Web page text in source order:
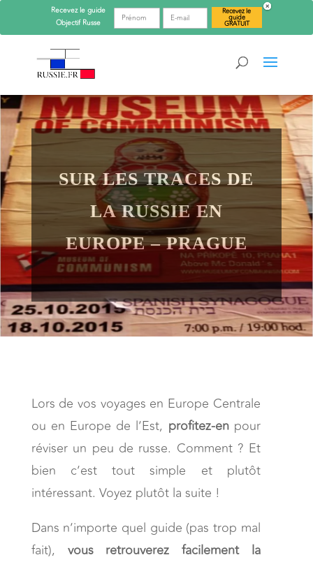
SUR LES TRACES DE
LA RUSSIE EN
EUROPE – PRAGUE
Lors de vos voyages en Europe Centrale
ou en Europe de l’Est, profitez-enpour
réviser un peu de russe. Comment ? Et
bien c’est tout simple et plutôt
intéressant. Voyez plutôt la suite !
Dans n’importe quel guide (pas trop mal
fait), vous retrouverez facilement la
Recevez le guide
ObjectifRusse
Recevez le
guide
GRATUIT